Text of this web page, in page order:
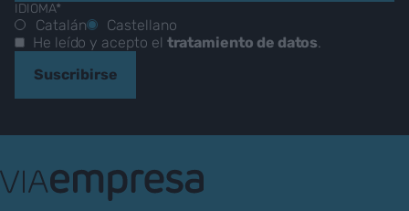
IDIOMA*
Catalán
Castellano
He leído y acepto el tratamiento de datos.
Suscribirse